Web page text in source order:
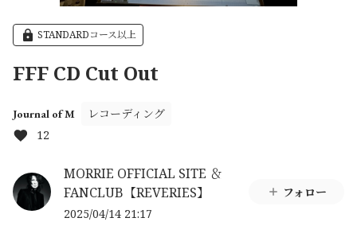
STANDARDコース以上
FFF CD Cut Out
Journal of M
レコーディング
12
MORRIE OFFICIAL SITE ＆
FANCLUB【REVERIES】
2025/04/14 21:17
フォロー